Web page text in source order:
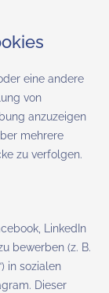
eine andere
von
anzuzeigen
mehrere
zu verfolgen.
LinkedIn
bewerben (z. B.
in sozialen
Dieser